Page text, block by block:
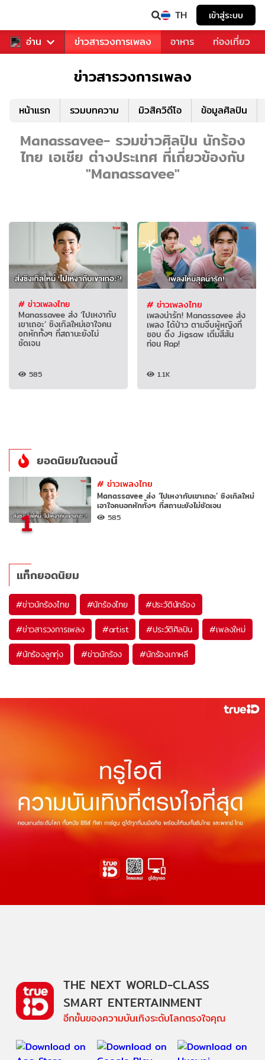
TH เข้าสู่ระบบ
อ่าน
ข่าวบันเทิง ข่าวสารวงการเพลง อาหาร ท่องเที่ยว
ข่าวสารวงการเพลง
หน้าแรก รวมบทความ มิวสิควิดีโอ ข้อมูลศิลปิน
Manassavee- รวมข่าวศิลปิน นักร้อง
ไทย เอเชีย ต่างประเทศ ที่เกี่ยวข้องกับ
"Manassavee"
# ข่าวเพลงไทย
Manassavee ส่ง ‘ไปเหงากับ
เขาเถอะ’ ซิงเกิลใหม่เอาใจคน
อกหักทั้งๆ ที่สถานะยังไม่
ชัดเจน
585
# ข่าวเพลงไทย
เพลงน่ารัก! Manassavee ส่ง
เพลง ได้ป่าว ตามจีบผู้หญิงที่
ชอบ ดึง Jigsaw เติ่มสีสัน
ท่อน Rap!
1.1K
ยอดนิยมในตอนนี้
1
#ข่าวเพลงไทย
Manassavee ส่ง ‘ไปเหงากับเขาเถอะ’ ซิงเกิลใหม่
เอาใจคนอกหักทั้งๆ ที่สถานะยังไม่ชัดเจน
585
แท็กยอดนิยม
#ข่าวนักร้องไทย #นักร้องไทย #ประวัตินักร้อง
#ข่าวสารวงการเพลง #artist #ประวัติศิลปิน #เพลงใหม่
#นักร้องลูกทุ่ง #ข่าวนักร้อง #นักร้องเกาหลี
THE NEXT WORLD-CLASS
SMART ENTERTAINMENT
อีกขั้นของความบันเทิงระดับโลกตรงใจคุณ